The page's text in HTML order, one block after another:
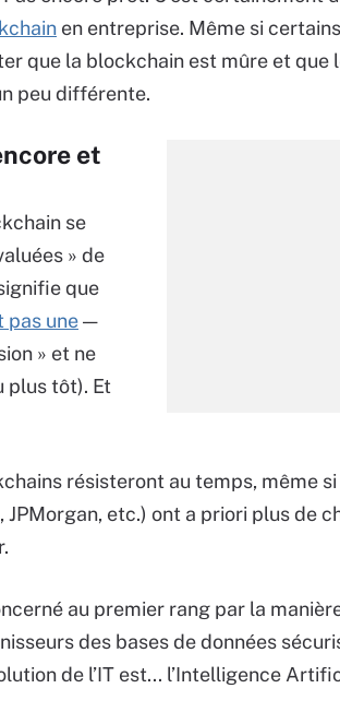
en entreprise. Même si
que la blockchain est mûre et que
peu différente.
et
se
» de
que
pas une—
» et ne
plus tôt). Et
résisteront au temps, même
etc.) ont a priori plus de
au premier rang par la
des bases de données
de l’IT est... l’Intelligence